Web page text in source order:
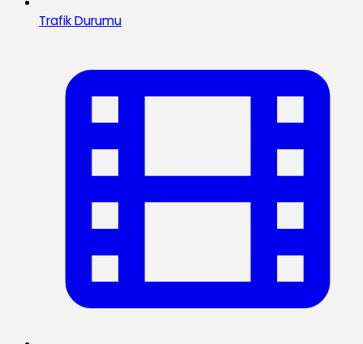
Trafik Durumu